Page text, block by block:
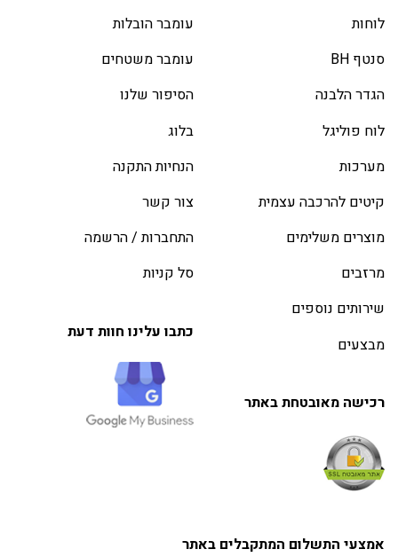
לוחות
סנטף BH
הגדר הלבנה
לוח פוליגל
מערכות
קיטים להרכבה עצמית
מוצרים משלימים
מרזבים
שירותים נוספים
מבצעים
רכישה מאובטחת באתר
עומבר הובלות
עומבר משטחים
הסיפור שלנו
בלוג
הנחיות התקנה
צור קשר
התחברות / הרשמה
סל קניות
כתבו עלינו חוות דעת
אמצעי התשלום המתקבלים באתר